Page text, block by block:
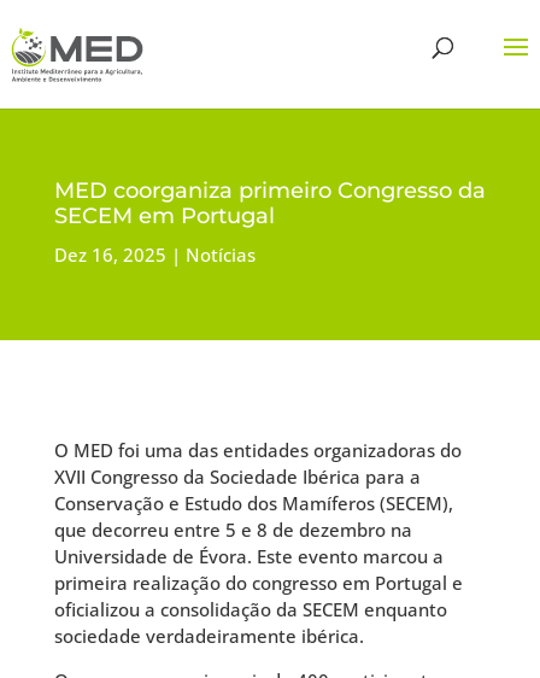
MED coorganiza primeiro Congresso da
SECEM em Portugal
Dez 16, 2025 Notícias
O MED foi uma das entidades organizadoras do
XVII Congresso da Sociedade Ibérica para a
Conservação e Estudo dos Mamíferos (SECEM),
que decorreu entre 5 e 8 de dezembro na
Universidade de Évora. Este evento marcou a
primeira realização do congresso em Portugal e
oficializou a consolidação da SECEM enquanto
sociedade verdadeiramente ibérica.